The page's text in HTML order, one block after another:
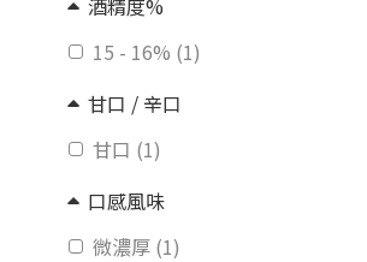
酒精度%
15 - 16% (1)
甘口 / 辛口
甘口 (1)
口感風味
微濃厚 (1)